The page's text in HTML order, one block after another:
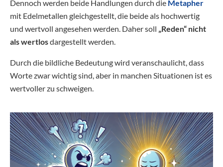
Dennoch werden beide Handlungen durch die Metapher
mit Edelmetallen gleichgestellt, die beide als hochwertig
und wertvoll angesehen werden. Daher soll „Reden“ nicht
als wertlosdargestellt werden.
Durch die bildliche Bedeutung wird veranschaulicht, dass
Worte zwar wichtig sind, aber in manchen Situationen ist es
wertvoller zu schweigen.